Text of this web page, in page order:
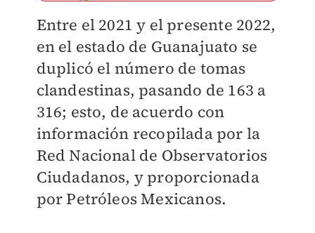
Entre el 2021 y el presente 2022,
en el estado de Guanajuato se
duplicó el número de tomas
clandestinas, pasando de 163 a
316; esto, de acuerdo con
información recopilada por la
Red Nacional de Observatorios
Ciudadanos, y proporcionada
por Petróleos Mexicanos.